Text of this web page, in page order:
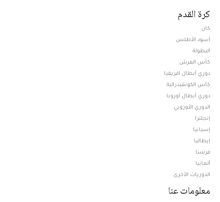
كرة القدم
كان
أسود الأطلس
البطولة
كأس العرش
دوري أبطال افريقيا
كأس الكونفيدرالية
دوري أبطال أوروبا
الدوري الأوروبي
إنجلترا
إسبانيا
إيطاليا
فرنسا
ألمانيا
الدوريات الأخرى
معلومات عنا